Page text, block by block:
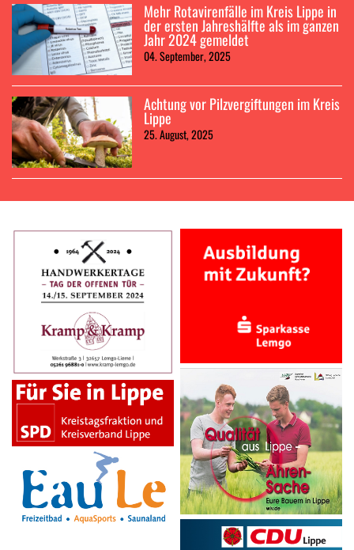
Mehr Rotavirenfälle im Kreis Lippe in
der ersten Jahreshälfte als im ganzen
Jahr 2024 gemeldet
04. September, 2025
Achtung vor Pilzvergiftungen im Kreis
Lippe
25. August, 2025